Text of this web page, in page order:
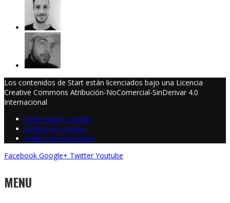
Los contenidos de Start están licenciados bajo una Licencia
Creative Commons Atribución-NoComercial-SinDerivar 4.0
Internacional
Información cookies
Política de cookies
Política de privacidad
Facebook Google+ Twitter Youtube
MENU